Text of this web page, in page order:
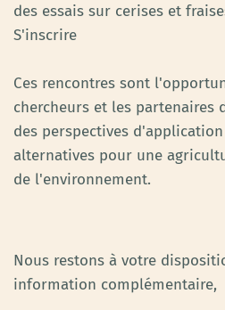
des essais sur cerises et
S'inscrire
Ces rencontres sont
chercheurs et les partenaires
des perspectives
alternatives pour une
de l'environnement.
Nous restons à votre
information complémentaire,